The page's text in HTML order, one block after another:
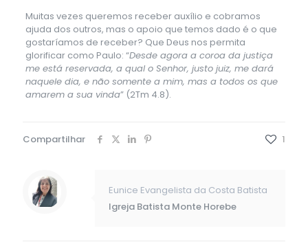
Muitas vezes queremos receber auxílio e cobramos
ajuda dos outros, mas o apoio que temos dado é o que
gostaríamos de receber? Que Deus nos permita
glorificar como Paulo: “Desde agora a coroa da justiça
me está reservada, a qual o Senhor, justo juiz, me dará
naquele dia, e não somente a mim, mas a todos os que
amarem a sua vinda” (2Tm 4.8).
Compartilhar 1
Eunice Evangelista da Costa Batista
Igreja Batista Monte Horebe